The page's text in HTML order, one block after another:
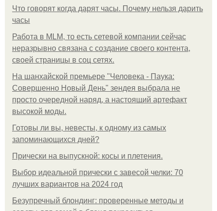
Что говорят когда дарят часы. Почему нельзя дарить
часы
Работа в MLM, то есть сетевой компании сейчас
неразрывно связана с создание своего контента,
своей страницы в соц сетях.
На шанхайской премьере "Человека - Паука:
Совершенно Новый День" зендея выбрала не
просто очередной наряд, а настоящий артефакт
высокой моды.
Готовы ли вы, невесты, к одному из самых
запоминающихся дней?
Прически на выпускной: косы и плетения.
Выбор идеальной прически с завесой челки: 70
лучших вариантов на 2024 год
Безупречный блондинг: проверенные методы и